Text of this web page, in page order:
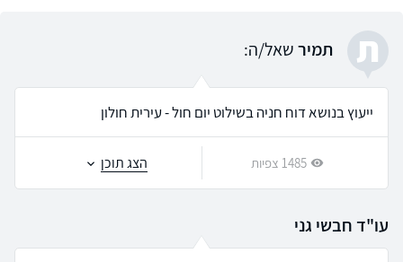
ת תמירשאל/ה:
ייעוץ בנושא דוח חניה בשילוט יום חול - עירית חולון
1485 צפיות הצג תוכן
עו"ד חבשי גני